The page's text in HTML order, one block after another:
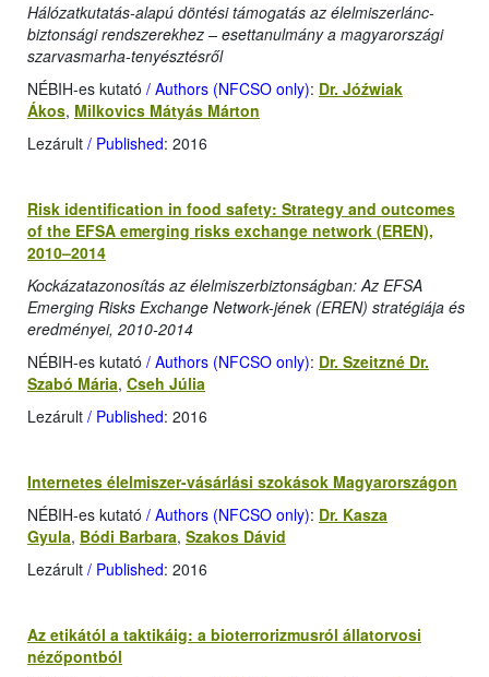
Hálózatkutatás-alapú döntési támogatás az élelmiszerlánc-
biztonsági rendszerekhez – esettanulmány a magyarországi
szarvasmarha-tenyésztésről
NÉBIH-es kutató / Authors (NFCSO only): Dr. Jóźwiak
Ákos, Milkovics Mátyás Márton
Lezárult / Published: 2016
Risk identification in food safety: Strategy and outcomes
of the EFSA emerging risks exchange network (EREN),
2010–2014
Kockázatazonosítás az élelmiszerbiztonságban: Az EFSA
Emerging Risks Exchange Network-jének (EREN) stratégiája és
eredményei, 2010-2014
NÉBIH-es kutató / Authors (NFCSO only): Dr. Szeitzné Dr.
Szabó Mária, Cseh Júlia
Lezárult / Published: 2016
Internetes élelmiszer-vásárlási szokások Magyarországon
NÉBIH-es kutató / Authors (NFCSO only): Dr. Kasza
Gyula, Bódi Barbara, Szakos Dávid
Lezárult / Published: 2016
Az etikától a taktikáig: a bioterrorizmusról állatorvosi
nézőpontból